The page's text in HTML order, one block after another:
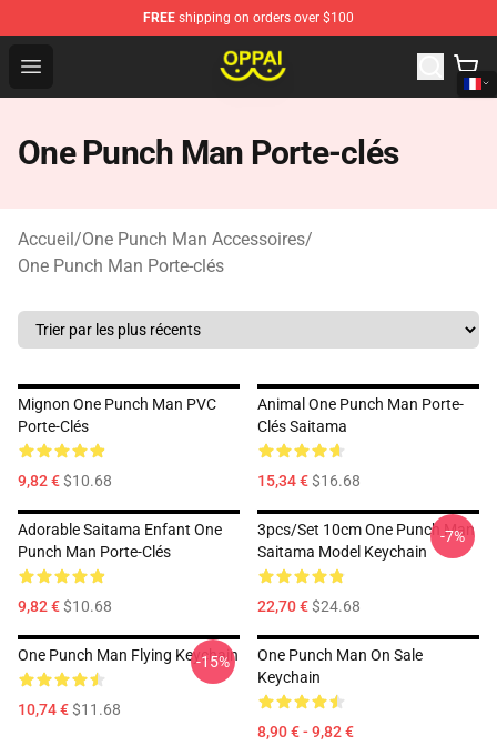
FREE shipping on orders over $100
Open menu
Oppai Store - Official Oppai Merchandise Shop
One Punch Man Porte-clés
Accueil/One Punch Man Accessoires/
One Punch Man Porte-clés
Mignon One Punch Man PVC
Porte-Clés
9,82 €$10.68
Animal One Punch Man Porte-
Clés Saitama
15,34 €$16.68
Adorable Saitama Enfant One
Punch Man Porte-Clés
9,82 €$10.68
3pcs/set 10cm One Punch Man
Saitama Model Keychain
22,70 €$24.68
-7%
One Punch Man Flying Keychain
10,74 €$11.68
-15%
One Punch Man On Sale
Keychain
8,90 € - 9,82 €